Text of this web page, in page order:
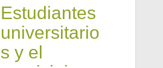
Estudiantes
universitario
s y el